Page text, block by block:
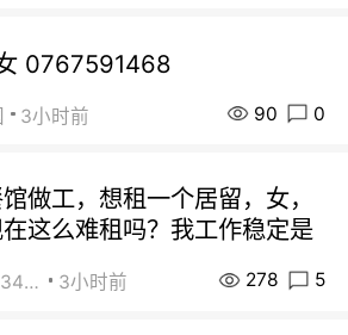
0767591468
3小时前 90 0
做工，想租一个居留，女，
这么难租吗？我工作稳定是
街友74434350 3小时前 278 5